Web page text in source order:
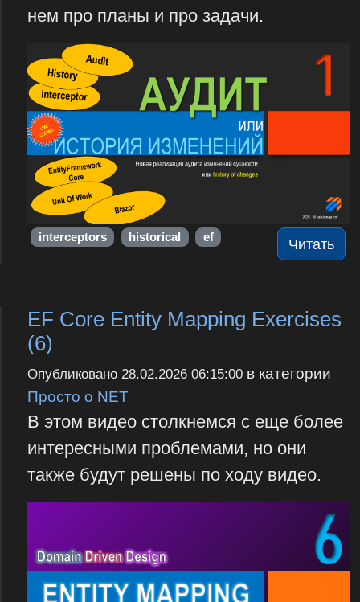
нем про планы и про задачи.
Читать
interceptors historical ef
EF Core Entity Mapping Exercises
(6)
Опубликовано 28.02.2026 06:15:00в категории
Просто о NET
В этом видео столкнемся с еще более
интересными проблемами, но они
также будут решены по ходу видео.